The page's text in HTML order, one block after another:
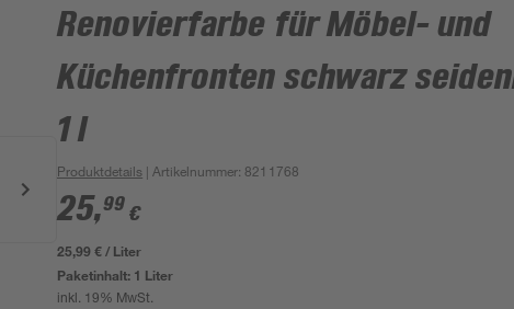
Renovierfarbe für Möbel- und
Küchenfronten schwarz
1 l
Produktdetails | Artikelnummer: 8211768
25,99 €
25,99 € / Liter
Paketinhalt: 1 Liter
inkl. 19% MwSt.